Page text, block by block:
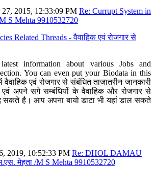
27, 2015, 12:33:09 PM Re: Currupt System in
S Mehta 9910532720
Related Threads - वैवाहिक एवं रोजगार से
information about various Jobs and
You can even put your Biodata in this
एवं रोजगार से संबंधित ताजातरीन जानकारी
अपने सगे सम्बंधियों के वैवाहिक और रोजगार से
सकते है। आप अपना बायो डाटा भी यहां डाल सकते
2019, 10:52:33 PM Re: DHOL DAMAU
मेहता /M S Mehta 9910532720